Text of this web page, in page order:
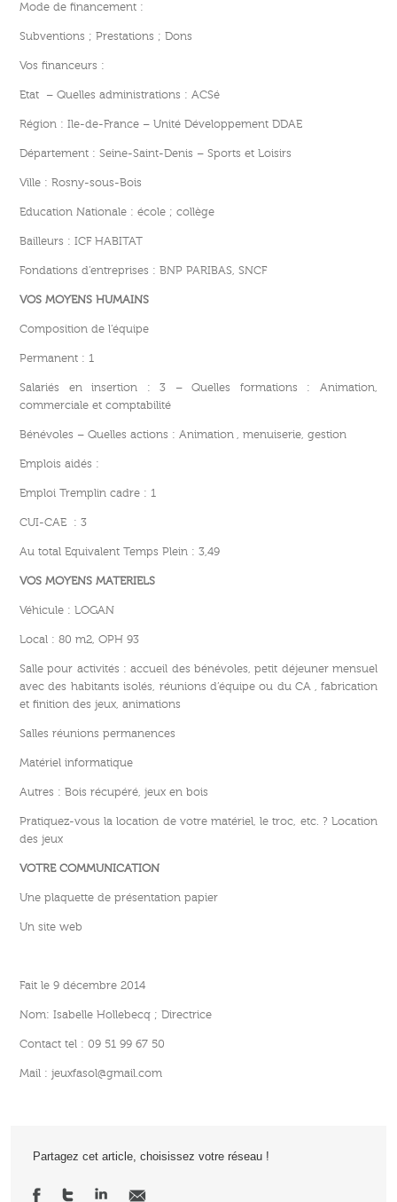
Mode de financement :
Subventions ; Prestations ; Dons
Vos financeurs :
Etat – Quelles administrations : ACSé
Région : Ile-de-France – Unité Développement DDAE
Département : Seine-Saint-Denis – Sports et Loisirs
Ville : Rosny-sous-Bois
Education Nationale : école ; collège
Bailleurs : ICF HABITAT
Fondations d’entreprises : BNP PARIBAS, SNCF
VOS MOYENS HUMAINS
Composition de l’équipe
Permanent : 1
Salariés en insertion : 3 – Quelles formations : Animation,
commerciale et comptabilité
Bénévoles – Quelles actions : Animation , menuiserie, gestion
Emplois aidés :
Emploi Tremplin cadre : 1
CUI-CAE : 3
Au total Equivalent Temps Plein : 3,49
VOS MOYENS MATERIELS
Véhicule : LOGAN
Local : 80 m2, OPH 93
Salle pour activités : accueil des bénévoles, petit déjeuner mensuel
avec des habitants isolés, réunions d’équipe ou du CA , fabrication
et finition des jeux, animations
Salles réunions permanences
Matériel informatique
Autres : Bois récupéré, jeux en bois
Pratiquez-vous la location de votre matériel, le troc, etc. ? Location
des jeux
VOTRE COMMUNICATION
Une plaquette de présentation papier
Un site web
Fait le 9 décembre 2014
Nom: Isabelle Hollebecq ; Directrice
Contact tel : 09 51 99 67 50
Mail : jeuxfasol@gmail.com
Partagez cet article, choisissez votre réseau !